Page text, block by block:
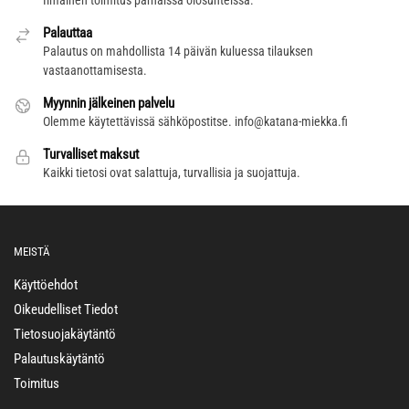
Palauttaa
Palautus on mahdollista 14 päivän kuluessa tilauksen
vastaanottamisesta.
Myynnin jälkeinen palvelu
Olemme käytettävissä sähköpostitse. info@katana-miekka.fi
Turvalliset maksut
Kaikki tietosi ovat salattuja, turvallisia ja suojattuja.
MEISTÄ
Käyttöehdot
Oikeudelliset Tiedot
Tietosuojakäytäntö
Palautuskäytäntö
Toimitus